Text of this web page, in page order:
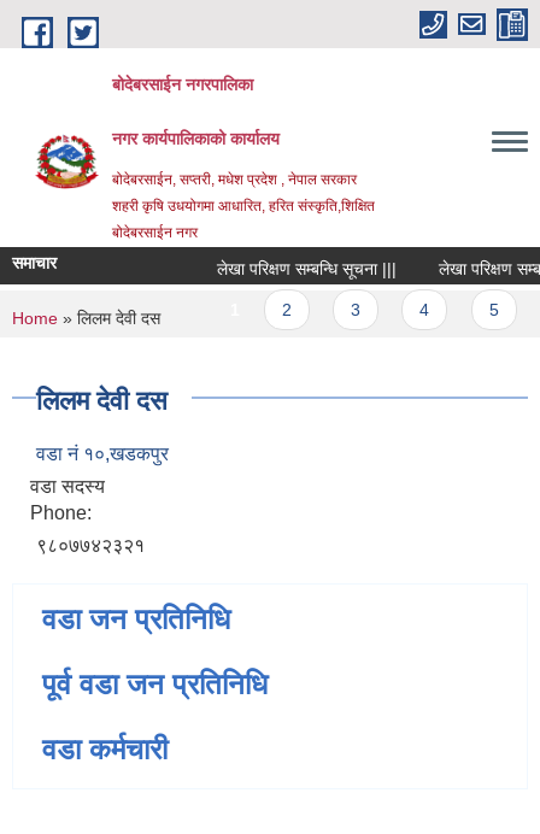
Skip to main content
बोदेबरसाईन नगरपालिका
नगर कार्यपालिकाको कार्यालय
बोदेबरसाईन, सप्तरी, मधेश प्रदेश , नेपाल सरकार
शहरी कृषि उधयोगमा आधारित, हरित संस्कृति,शिक्षित
बोदेबरसाईन नगर
समाचार लेखा परिक्षण सम्बन्धि सूचना ||| लेखा परिक्षण
Pages
You are here
Home » लिलम देवी दस
लिलम देवी दस
वडा नं‌ १०,खडकपुर
वडा सदस्य
Phone:
९८०७७४२३२१
वडा जन प्रतिनिधि
पूर्व वडा जन प्रतिनिधि
वडा कर्मचारी